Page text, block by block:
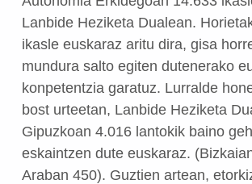
Lanbide Heziketa Dualean.
ikasle euskaraz aritu dira, gisa
mundura salto egiten dutenerako
konpetentzia garatuz. Lurralde
bost urteetan, Lanbide Heziketa
Gipuzkoan 4.016 lantokik baino
eskaintzen dute euskaraz.
Araban 450). Guztien artean,